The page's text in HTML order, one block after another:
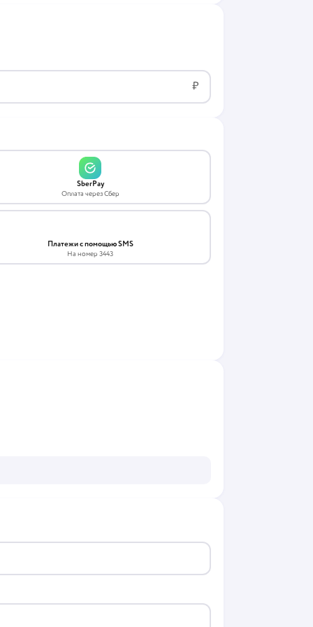
₽
SberPay
Оплата через Сбер
Платежи с помощью SMS
На номер 3443